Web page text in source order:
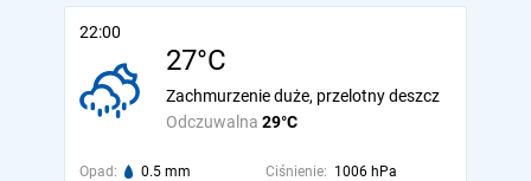
22:00
27°C
Odczuwalna 29°C
Zachmurzenie duże, przelotny deszcz
Opad: 0.5 mm Ciśnienie: 1006 hPa